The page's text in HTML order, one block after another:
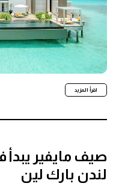
اقرأ المزيد
صيف مايفير يبدأ
لندن بارك لين